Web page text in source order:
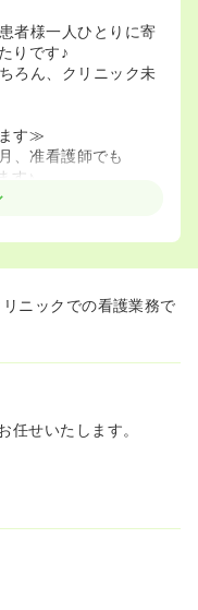
者様一人ひとりに寄
りです♪
ろん、クリニック未
す≫
、准看護師でも
♪
など、日々の頑張り
円からのスタート
環境≫
が隔週でお休みと
ムを崩さずに長く働
天候に左右されず、
、将来を見据えて
域に根ざした息の長
初日から安心感を
ニックでの看護業務で
せいたします。